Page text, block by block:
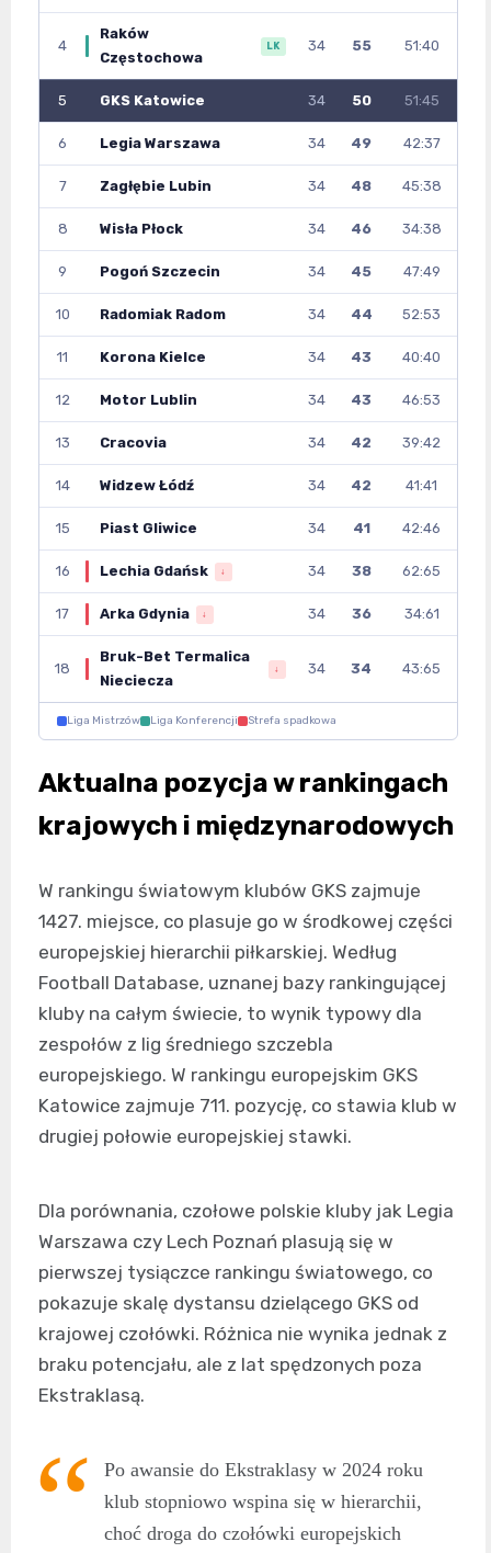
4
Raków
Częstochowa
LK 34 55 51:40
5 GKS Katowice 34 50 51:45
6 Legia Warszawa 34 49 42:37
7 Zagłębie Lubin 34 48 45:38
8 Wisła Płock 34 46 34:38
9 Pogoń Szczecin 34 45 47:49
10 Radomiak Radom 34 44 52:53
11 Korona Kielce 34 43 40:40
12 Motor Lublin 34 43 46:53
13 Cracovia 34 42 39:42
14 Widzew Łódź 34 42 41:41
15 Piast Gliwice 34 41 42:46
16 Lechia Gdańsk ↓ 34 38 62:65
17 Arka Gdynia ↓ 34 36 34:61
18
Bruk-Bet Termalica
Nieciecza
↓ 34 34 43:65
Liga Mistrzów Liga Konferencji Strefa spadkowa
Aktualna pozycja w rankingach
krajowych i międzynarodowych
W rankingu światowym klubów GKS zajmuje
1427. miejsce, co plasuje go w środkowej części
europejskiej hierarchii piłkarskiej. Według
Football Database, uznanej bazy rankingującej
kluby na całym świecie, to wynik typowy dla
zespołów z lig średniego szczebla
europejskiego. W rankingu europejskim GKS
Katowice zajmuje 711. pozycję, co stawia klub w
drugiej połowie europejskiej stawki.
Dla porównania, czołowe polskie kluby jak Legia
Warszawa czy Lech Poznań plasują się w
pierwszej tysiączce rankingu światowego, co
pokazuje skalę dystansu dzielącego GKS od
krajowej czołówki. Różnica nie wynika jednak z
braku potencjału, ale z lat spędzonych poza
Ekstraklasą.
Po awansie do Ekstraklasy w 2024 roku
klub stopniowo wspina się w hierarchii,
choć droga do czołówki europejskich